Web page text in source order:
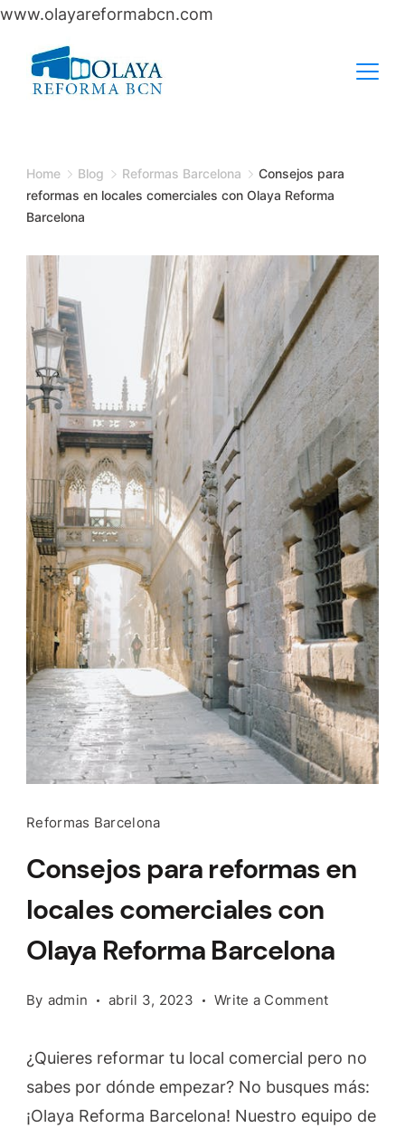
www.olayareformabcn.com
content
Home Blog Reformas Barcelona
Consejos para
reformas en locales comerciales con Olaya Reforma
Barcelona
Reformas Barcelona
Consejos para reformas en
locales comerciales con
Olaya Reforma Barcelona
By admin abril 3, 2023 Write a Commenton
reformas
en
locales
¿Quieres reformar tu local comercial pero no
sabes por dónde empezar? No busques más:
¡Olaya Reforma Barcelona! Nuestro equipo de